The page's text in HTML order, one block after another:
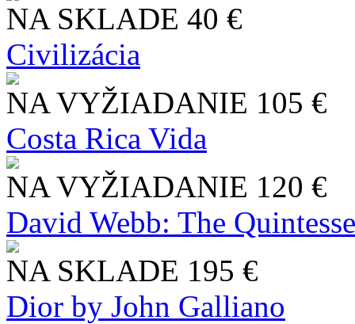
NA SKLADE 40 €
Civilizácia
NA VYŽIADANIE 105 €
Costa Rica Vida
NA VYŽIADANIE 120 €
David Webb: The
NA SKLADE 195 €
Dior by John Galliano